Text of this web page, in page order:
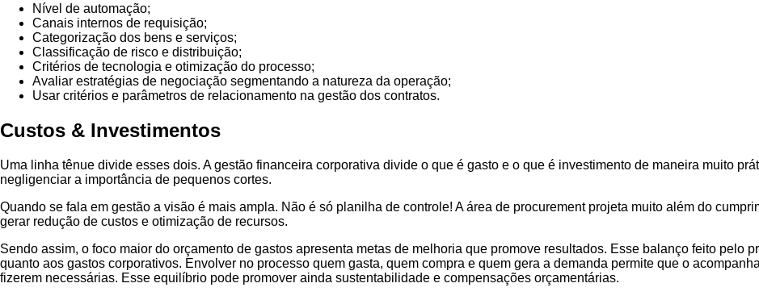
Nível de automação;
Canais internos de requisição;
Categorização dos bens e serviços;
Classificação de risco e distribuição;
Critérios de tecnologia e otimização do processo;
Avaliar estratégias de negociação segmentando a natureza da operação;
Usar critérios e parâmetros de relacionamento na gestão dos contratos.
Custos & Investimentos
Uma linha tênue divide esses dois. A gestão financeira corporativa divide o que é gasto e o que é investimento de maneira muito
negligenciar a importância de pequenos cortes.
Quando se fala em gestão a visão é mais ampla. Não é só planilha de controle! A área de procurement projeta muito além do
gerar redução de custos e otimização de recursos.
Sendo assim, o foco maior do orçamento de gastos apresenta metas de melhoria que promove resultados. Esse balanço feito pelo
quanto aos gastos corporativos. Envolver no processo quem gasta, quem compra e quem gera a demanda permite que o
fizerem necessárias. Esse equilíbrio pode promover ainda sustentabilidade e compensações orçamentárias.